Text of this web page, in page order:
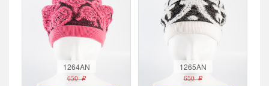
1264AN
650 r
1265AN
650 r